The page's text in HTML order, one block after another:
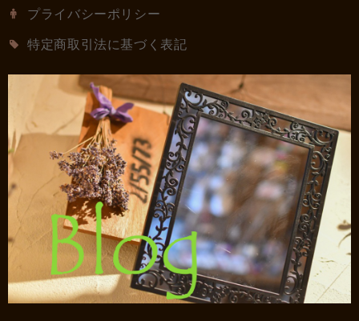
プライバシーポリシー
特定商取引法に基づく表記